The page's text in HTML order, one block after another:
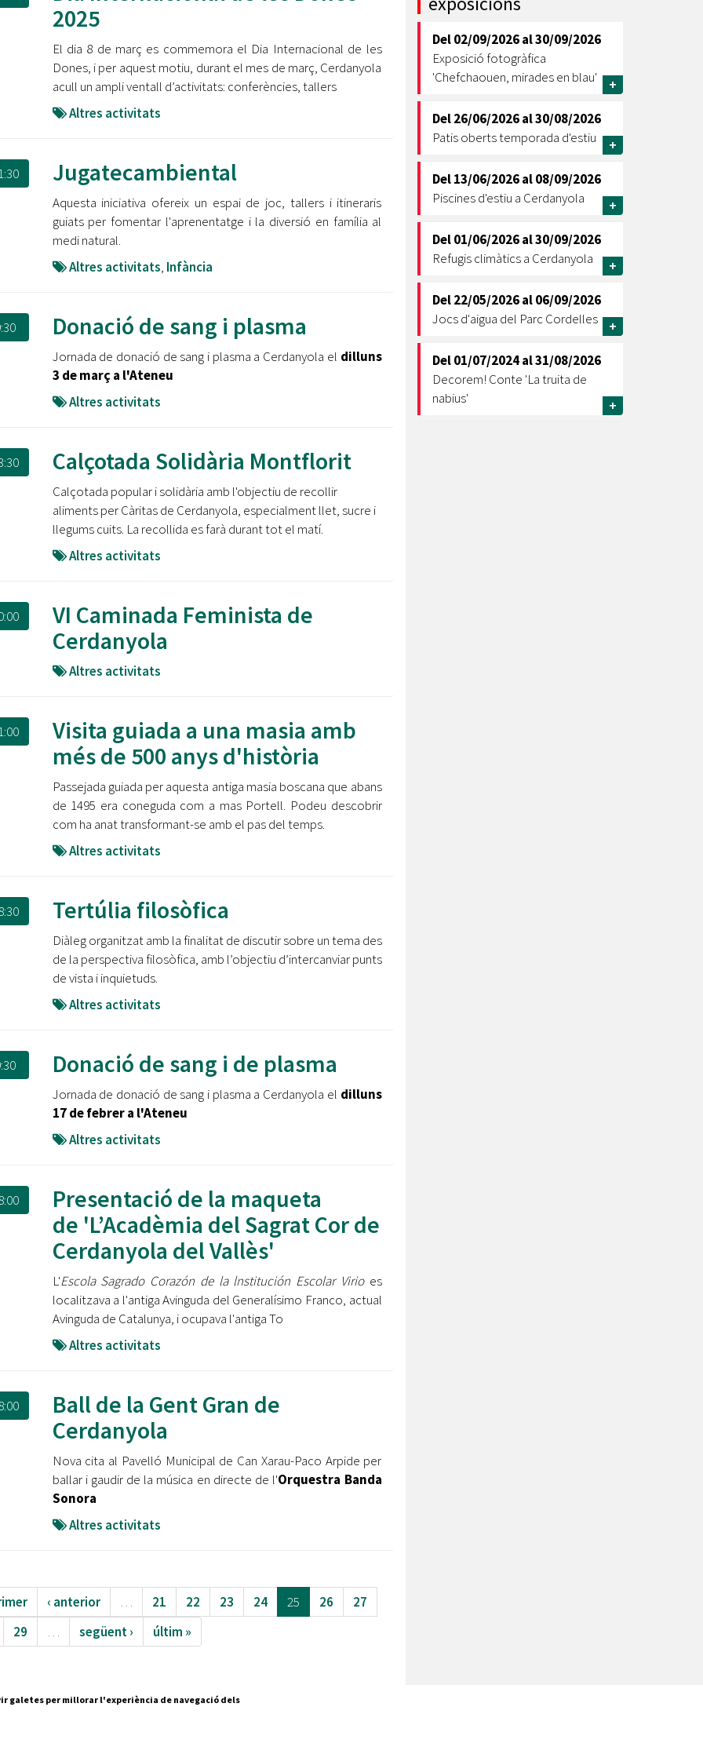
Ètica i Integritat
Retiment de Comptes
Dades Obertes
Catàleg de Serveis i Tràmits
jove 2026
Cerdanyola opta a més de 5 milions d'euros del Pla de
Barris per transformar les Fontetes, Quatre Cantons i
l'entorn de l'avinguda Catalunya
L’Ajuntament reparteix ulleres gratuïtes per veure
Entitats
Equipaments
Mercats Municipals
Webs Municipals
2025
El dia 8 de març es commemora el Dia Internacional de les
Dones, i per aquest motiu, durant el mes de març, Cerdanyola
acull un ampli ventall d’activitats: conferències, tallers
Altres activitats
Jugatecambiental
Aquesta iniciativa ofereix un espai de joc, tallers i itineraris
guiats per fomentar l'aprenentatge i la diversió en família al
medi natural.
Altres activitats, Infància
Donació de sang i plasma
Jornada de donació de sang i plasma a Cerdanyola el dilluns
3 de març a l'Ateneu
Altres activitats
Calçotada Solidària Montflorit
Calçotada popular i solidària amb l'objectiu de recollir
aliments per Càritas de Cerdanyola, especialment llet, sucre i
llegums cuits. La recollida es farà durant tot el matí.
Altres activitats
VI Caminada Feminista de
Cerdanyola
Altres activitats
Visita guiada a una masia amb
més de 500 anys d'història
Passejada guiada per aquesta antiga masia boscana que abans
de 1495 era coneguda com a mas Portell. Podeu descobrir
com ha anat transformant-se amb el pas del temps.
Altres activitats
Tertúlia filosòfica
Diàleg organitzat amb la finalitat de discutir sobre un tema des
de la perspectiva filosòfica, amb l’objectiu d’intercanviar punts
de vista i inquietuds.
Altres activitats
Donació de sang i de plasma
Jornada de donació de sang i plasma a Cerdanyola el dilluns
17 de febrer a l'Ateneu
Altres activitats
Presentació de la maqueta
de 'L’Acadèmia del Sagrat Cor de
Cerdanyola del Vallès'
L'Escola Sagrado Corazón de la lnstitución Escolar Virioes
localitzava a l'antiga Avinguda del Generalísimo Franco, actual
Avinguda de Catalunya, i ocupava l'antiga To
Altres activitats
Ball de la Gent Gran de
Cerdanyola
Nova cita al Pavelló Municipal de Can Xarau-Paco Arpide per
ballar i gaudir de la música en directe de l'Orquestra Banda
Sonora
Altres activitats
‹ anterior … 21 22 23 24 25 26
27
29
… següent › últim »
Del02/09/2026al30/09/2026
Exposició fotogràfica
'Chefchaouen, mirades en blau'
+
Del26/06/2026al30/08/2026
Patis oberts temporada d'estiu
+
Del13/06/2026al08/09/2026
Piscines d'estiu a Cerdanyola
+
Del01/06/2026al30/09/2026
Refugis climàtics a Cerdanyola
+
Del22/05/2026al06/09/2026
Jocs d'aigua del Parc Cordelles
+
Del01/07/2024al31/08/2026
Decorem! Conte 'La truita de
nabius'
+
galetes per millorar l'experiència de navegació dels